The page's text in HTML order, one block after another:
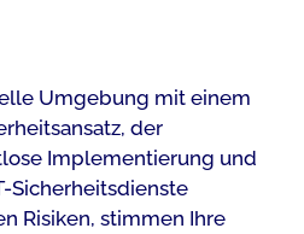
Umgebung mit einem
der
Implementierung und
Sicherheitsdienste
Risiken, stimmen Ihre